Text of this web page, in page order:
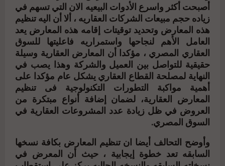
أصبحت أكثر واسرع الأدوات البيعيه الان التي تسهم في
زياده حجم مبيعات الشركات العقاريه ، ألا أن اليه تنظيم
هذه المعارض وتحديد توقيتات إقامه هذه المعارض يعد
العامل الأهم لنجاحها واستمراريه فاعليتها للسوق
العقاري المصري ، مؤكدا أن المعارض العقارية وسيلة
حقيقية للتواصل بين العميل والشركة وهذا يصب في
النهاية لمصلحة القطاع العقاري يشكل عام مؤكدا على
أهمية مواكبة التطورات التكنولوجية فى تنظيم
المعارض العقارية، لضمان إضافة أنواع مبتكرة من
العروض في ظل زيادة عدد المشروعات العقارية في
السوق المصري.
وأوضح التحالف أيضا ان تنظيم المعارض بكافة نسخها
السابقه تعد خطوة إيجابية ، حيث أن المعرض في